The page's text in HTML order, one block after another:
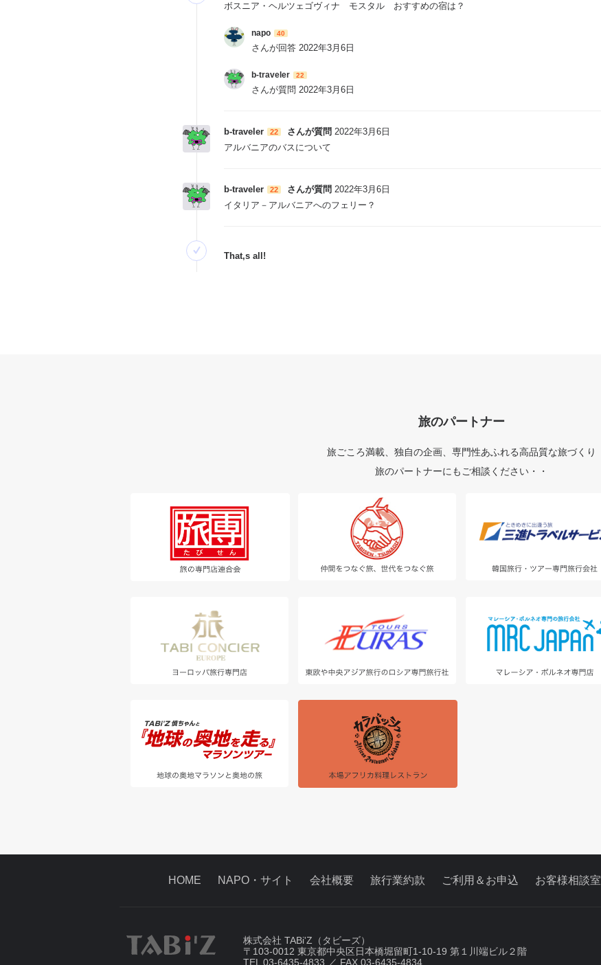
ボスニア・ヘルツェゴヴィナ モスタル おすすめの宿は？
napo 40
さんが回答 2022年3月6日
b-traveler 22
さんが質問 2022年3月6日
b-traveler 22 さんが質問 2022年3月6日
アルバニアのバスについて
b-traveler 22 さんが質問 2022年3月6日
イタリア－アルバニアへのフェリー？
That‚s all!
旅のパートナー
旅ごころ満載、独自の企画、 専門性あふれる高品質な旅づくり
旅のパートナーにもご相談ください・・
HOME NAPO・サイト 会社概要 旅行業約款 ご利用＆お申込 お客様相談室
株式会社 TABi'Z（タビーズ）
〒103-0012 東京都中央区日本橋堀留町1-10-19 第１川端ビル２階
TEL 03-6435-4833 ／ FAX 03-6435-4834